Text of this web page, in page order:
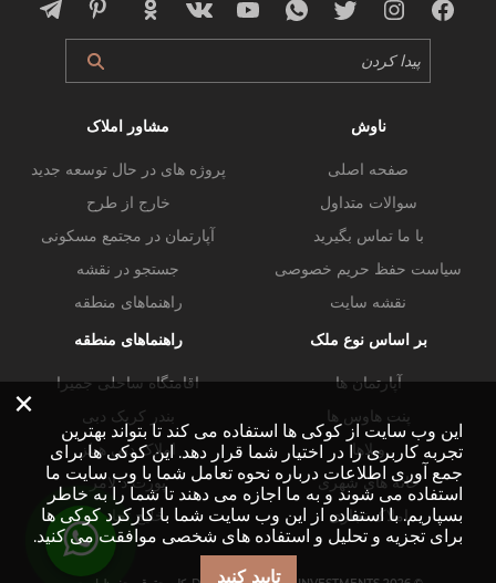
ناوش
صفحه اصلی
سوالات متداول
با ما تماس بگیرید
سیاست حفظ حریم خصوصی
نقشه سایت
مشاور املاک
پروژه های در حال توسعه جدید
خارج از طرح
آپارتمان در مجتمع مسکونی
جستجو در نقشه
راهنماهای منطقه
بر اساس نوع ملک
آپارتمان ها
پنت هاوس ها
ویلاها
خانه های شهری
املاک تجاری
راهنماهای منطقه
اقامتگاه ساحلی جمیرا
بندر کریک دبی
املاک دبی هیلز
پورت د لامر
خلیج تجاری
×
این وب سایت از کوکی ها استفاده می کند تا بتواند بهترین
تجربه کاربری را در اختیار شما قرار دهد. این کوکی ها برای
جمع آوری اطلاعات درباره نحوه تعامل شما با وب سایت ما
استفاده می شوند و به ما اجازه می دهند تا شما را به خاطر
بسپاریم. با استفاده از این وب سایت شما با کارکرد کوکی ها
برای تجزیه و تحلیل و استفاده های شخصی موافقت می کنید.
تایید کنید